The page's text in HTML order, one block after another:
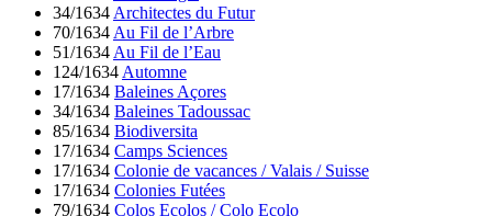
34/1634 Architectes du Futur
70/1634 Au Fil de l’Arbre
51/1634 Au Fil de l’Eau
124/1634 Automne
17/1634 Baleines Açores
34/1634 Baleines Tadoussac
85/1634 Biodiversita
17/1634 Camps Sciences
17/1634 Colonie de vacances / Valais / Suisse
17/1634 Colonies Futées
79/1634 Colos Ecolos / Colo Ecolo